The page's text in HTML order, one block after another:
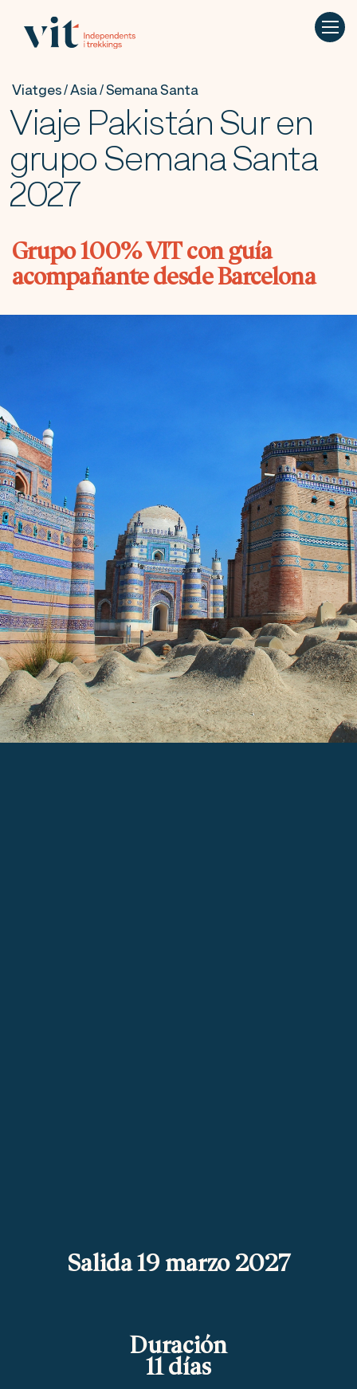
Viatges / Asia / Semana Santa
Viaje Pakistán Sur en
grupo Semana Santa
2027
Grupo 100% VIT con guía
acompañante desde Barcelona
Salida 19 marzo 2027
Duración
11 días